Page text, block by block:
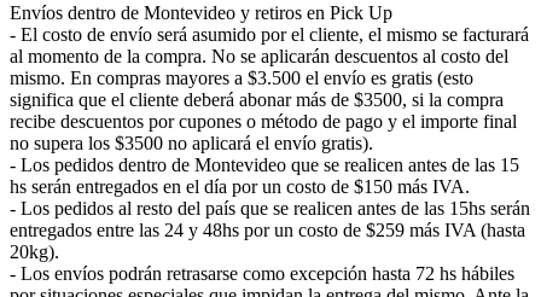
Envíos dentro de Montevideo y retiros en Pick Up
- El costo de envío será asumido por el cliente, el mismo se facturará
al momento de la compra. No se aplicarán descuentos al costo del
mismo. En compras mayores a $3.500 el envío es gratis (esto
significa que el cliente deberá abonar más de $3500, si la compra
recibe descuentos por cupones o método de pago y el importe final
no supera los $3500 no aplicará el envío gratis).
- Los pedidos dentro de Montevideo que se realicen antes de las 15
hs serán entregados en el día por un costo de $150 más IVA.
- Los pedidos al resto del país que se realicen antes de las 15hs serán
entregados entre las 24 y 48hs por un costo de $259 más IVA (hasta
20kg).
- Los envíos podrán retrasarse como excepción hasta 72 hs hábiles